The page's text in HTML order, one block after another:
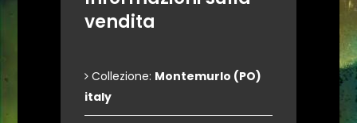
vendita
Collezione: Montemurlo (PO)
italy